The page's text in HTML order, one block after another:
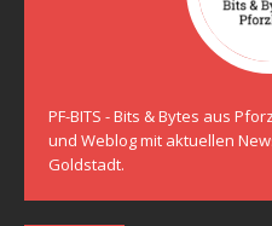
PF-BITS - Bits & Bytes aus
und Weblog mit aktuellen
Goldstadt.